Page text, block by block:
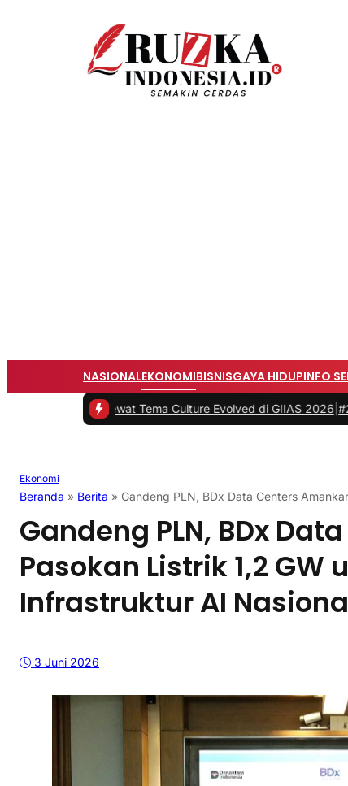
NASIONALEKONOMIBISNISGAYA HIDUPINFO
BaruLewat Tema Culture Evolved di GIIAS 2026 |#2 - GIIAS
Ekonomi
Beranda » Berita » Gandeng PLN, BDx Data Centers
Gandeng PLN, BDx
Pasokan Listrik 1,2 GW
Infrastruktur AI
3 Juni 2026